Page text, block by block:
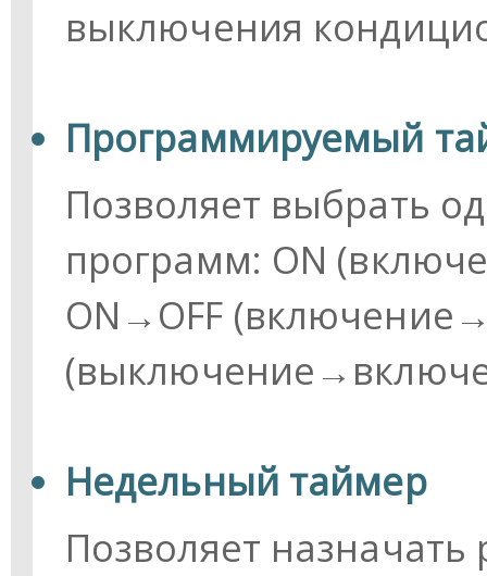
выключения
Программируемый
Позволяет выбрать
программ: ON
ON→OFF
Недельный таймер
Позволяет